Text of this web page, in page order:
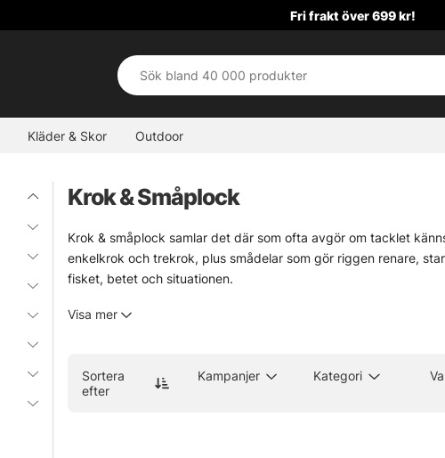
Fri frakt över 699 kr!
Kläder & Skor Outdoor
Krok & Småplock
Krok & småplock samlar det där som ofta avgör om tacklet
enkelkrok och trekrok, plus smådelar som gör riggen renare,
fisket, betet och situationen.
förtyngning, wirelås, stingers och tafsar. Små saker, javisst.
Visa mer
Sortera
efter
Kampanjer Kategori